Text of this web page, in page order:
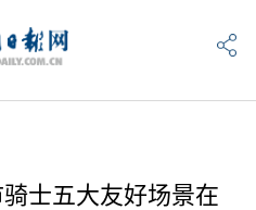
士五大友好场景在